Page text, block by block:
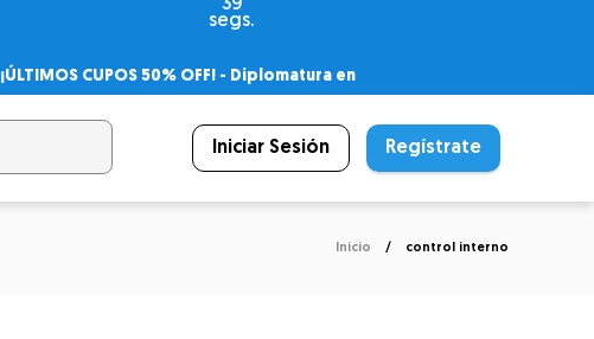
39
segs.
¡ÚLTIMOS CUPOS 50% OFF! - Diplomatura en
– Certificado Universitario
Iniciar Sesión Regístrate
Inicio control interno